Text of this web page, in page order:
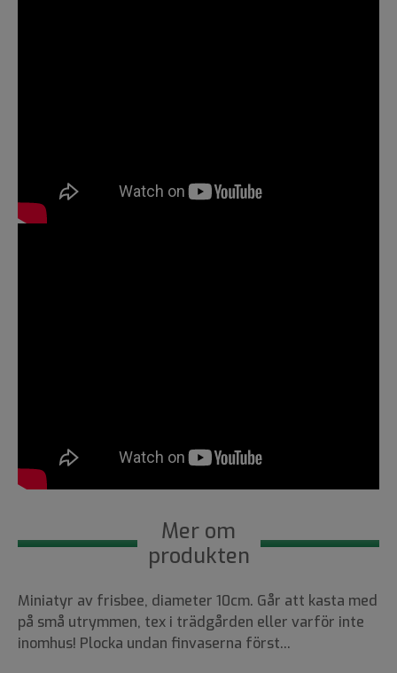
Mer om
produkten
Miniatyr av frisbee, diameter 10cm. Går att kasta med
på små utrymmen, tex i trädgården eller varför inte
inomhus! Plocka undan finvaserna först...